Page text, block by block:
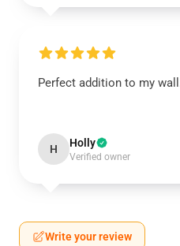
Perfect addition to my
H Holly
Verified owner
Write your review